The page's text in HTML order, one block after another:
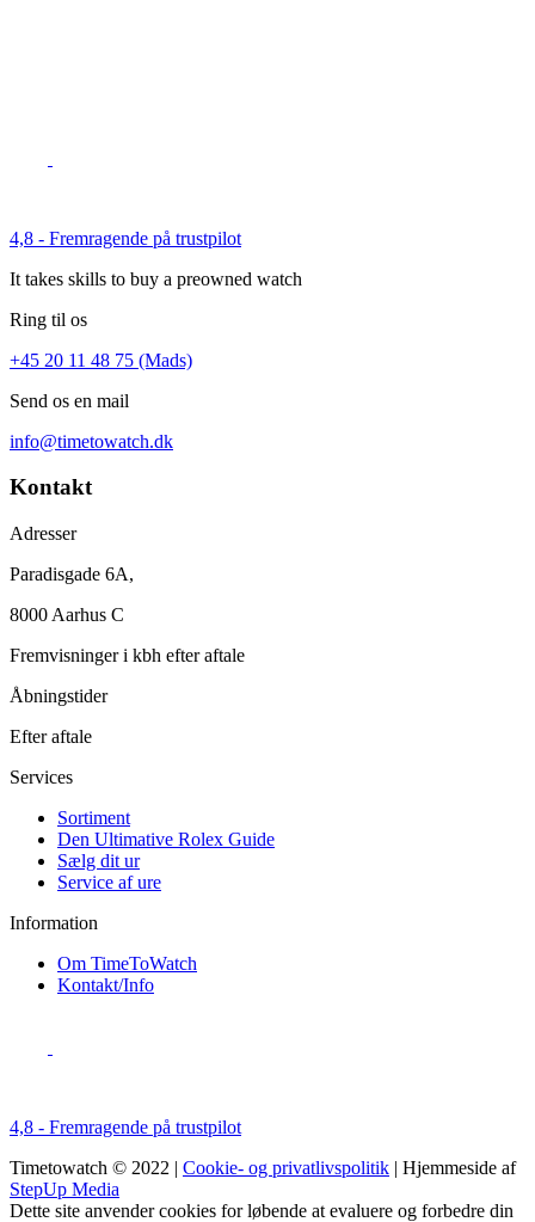
4,8 - Fremragende på trustpilot
It takes skills to buy a preowned watch
Ring til os
+45 20 11 48 75 (Mads)
Send os en mail
info@timetowatch.dk
Kontakt
Adresser
Paradisgade 6A,
8000 Aarhus C
Fremvisninger i kbh efter aftale
Åbningstider
Efter aftale
Services
Sortiment
Den Ultimative Rolex Guide
Sælg dit ur
Service af ure
Information
Om TimeToWatch
Kontakt/Info
4,8 - Fremragende på trustpilot
Timetowatch © 2022 | Cookie- og privatlivspolitik | Hjemmeside af
StepUp Media
Dette site anvender cookies for løbende at evaluere og forbedre din